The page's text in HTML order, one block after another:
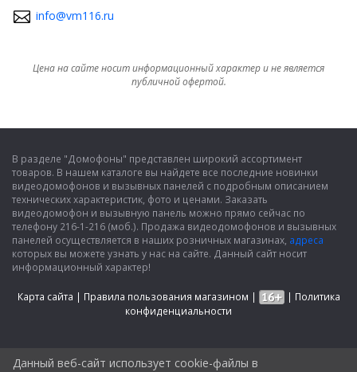
info@vm116.ru
Цена на сайте носит информационный характер и не является
публичной офертой.
В разделе "Домофоны" представлен широкий ассортимент
товаров. В нашем каталоге вы найдете все последние новинки
видеодомофонов и вызывных панелей с подробным описанием
технических характеристик, фото и ценами. Заказать
видеодомофон и вызывную панель можно прямо сейчас по
телефону 216-1-216 (моб.). Продажа видеодомофонов и вызывных
панелей осуществляется в наших розничных магазинах, адреса
которых вы можете узнать у нас на сайте. Данный сайт носит
информационный характер!
Карта сайта | Правила пользования магазином | | Политика
конфиденциальности
Данный веб-сайт использует cookie-файлы в